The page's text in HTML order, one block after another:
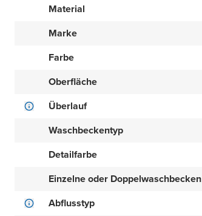
Material
Marke
Farbe
Oberfläche
Überlauf
Waschbeckentyp
Detailfarbe
Einzelne oder Doppelwaschbecken
Abflusstyp